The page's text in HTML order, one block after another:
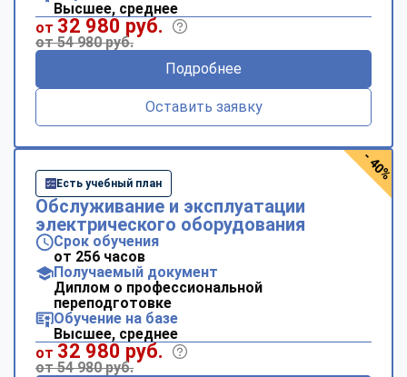
Высшее, среднее
от 32 980 руб.
от 54 980 руб.
Подробнее
Оставить заявку
Есть учебный план
Обслуживание и эксплуатации
электрического оборудования
Срок обучения
от 256 часов
Получаемый документ
Диплом о профессиональной
переподготовке
Обучение на базе
Высшее, среднее
от 32 980 руб.
от 54 980 руб.
- 40%